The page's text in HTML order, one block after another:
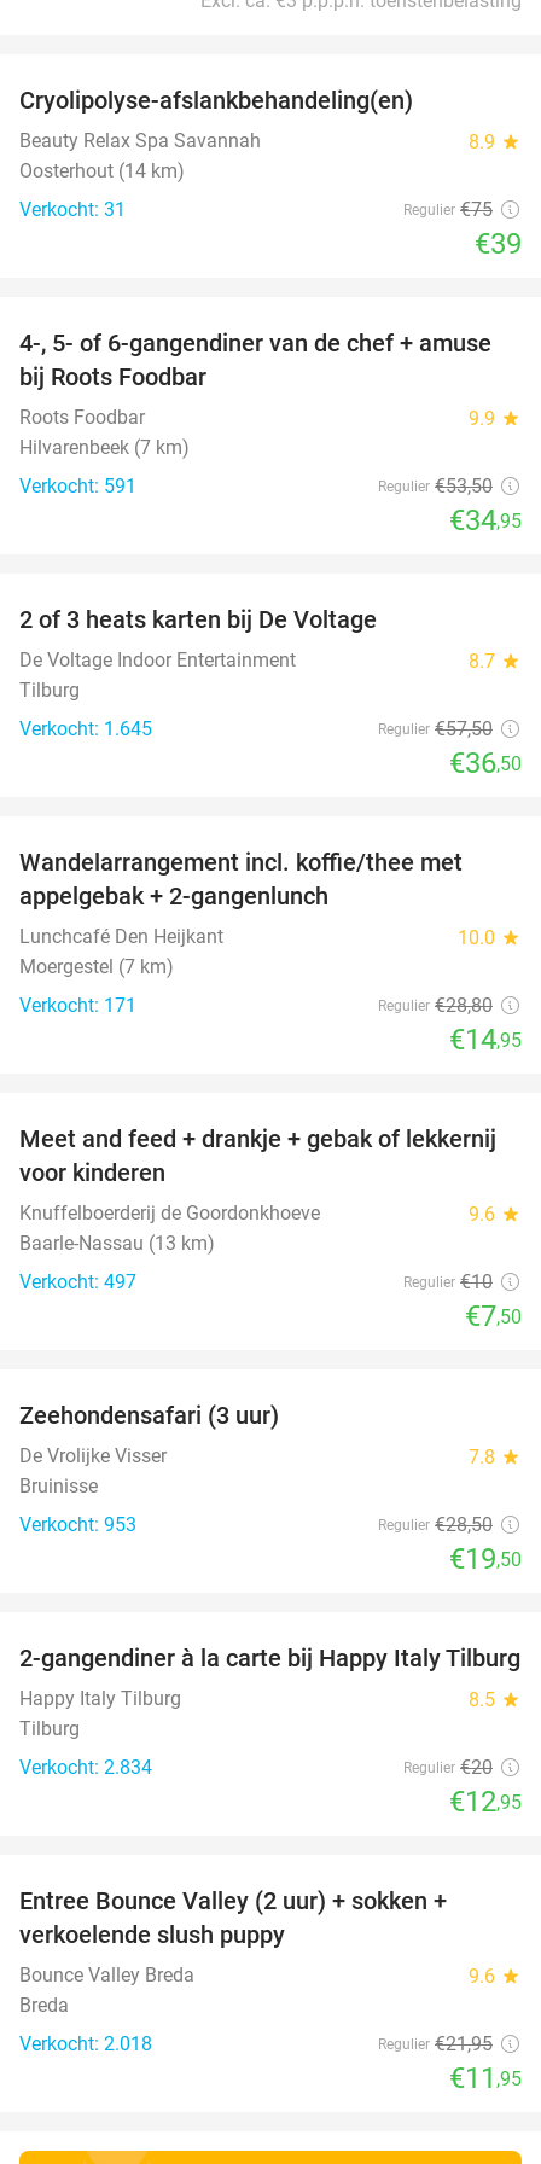
Cryolipolyse-afslankbehandeling(en)
Beauty Relax Spa Savannah 8.9 star
Oosterhout (14 km)
Verkocht: 31
Regulier €75
€39
35%
4-, 5- of 6-gangendiner van de chef + amuse
bij Roots Foodbar
Roots Foodbar 9.9 star
Hilvarenbeek (7 km)
Verkocht: 591
Regulier €53,50
€34,95
2 of 3 heats karten bij De Voltage
De Voltage Indoor Entertainment 8.7 star
Tilburg
Verkocht: 1.645
Regulier €57,50
€36,50
Wandelarrangement incl. koffie/thee met
appelgebak + 2-gangenlunch
Lunchcafé Den Heijkant 10.0 star
Moergestel (7 km)
Verkocht: 171
Regulier €28,80
€14,95
25%
Meet and feed + drankje + gebak of lekkernij
voor kinderen
Knuffelboerderij de Goordonkhoeve 9.6 star
Baarle-Nassau (13 km)
Verkocht: 497
Regulier €10
€7,50
Zeehondensafari (3 uur)
De Vrolijke Visser 7.8 star
Bruinisse
Verkocht: 953
Regulier €28,50
€19,50
35%
2-gangendiner à la carte bij Happy Italy Tilburg
Happy Italy Tilburg 8.5 star
Tilburg
Verkocht: 2.834
Regulier €20
€12,95
Entree Bounce Valley (2 uur) + sokken +
verkoelende slush puppy
Bounce Valley Breda 9.6 star
Breda
Verkocht: 2.018
Regulier €21,95
€11 ,95